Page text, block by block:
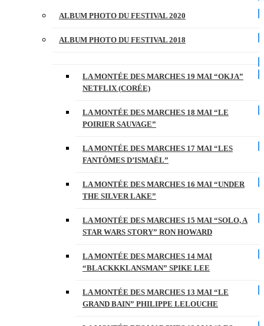
ALBUM PHOTO DU FESTIVAL 2020
ALBUM PHOTO DU FESTIVAL 2018
LA MONTÉE DES MARCHES 19 MAI “OKJA”
NETFLIX (CORÉE)
LA MONTÉE DES MARCHES 18 MAI “LE
POIRIER SAUVAGE”
LA MONTÉE DES MARCHES 17 MAI “LES
FANTÔMES D’ISMAËL”
LA MONTÉE DES MARCHES 16 MAI “UNDER
THE SILVER LAKE”
LA MONTÉE DES MARCHES 15 MAI “SOLO, A
STAR WARS STORY” RON HOWARD
LA MONTÉE DES MARCHES 14 MAI
“BLACKKKLANSMAN” SPIKE LEE
LA MONTÉE DES MARCHES 13 MAI “LE
GRAND BAIN” PHILIPPE LELOUCHE